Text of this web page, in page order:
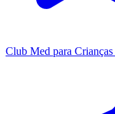
Club Med para Crianças